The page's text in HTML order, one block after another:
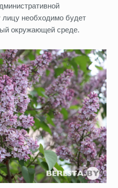
лицу необходимо будет
окружающей среде.